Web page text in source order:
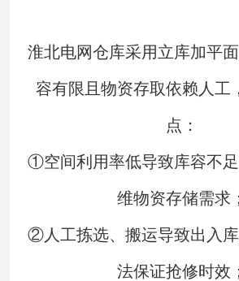
淮北电网仓库采用立库加平
容有限且物资存取依赖人工
点：
①空间利用率低导致库容不
维物资存储需求
②人工拣选、搬运导致出入
法保证抢修时效